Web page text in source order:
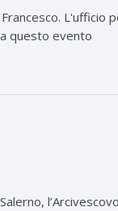
L'ufficio
questo evento